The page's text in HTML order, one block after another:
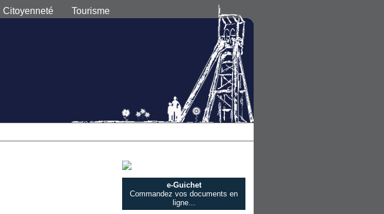
Citoyenneté Tourisme
e-Guichet
Commandez vos documents en
ligne...